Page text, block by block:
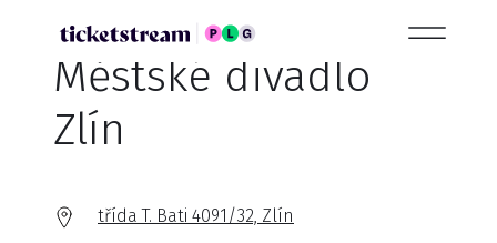
Městské divadlo
Zlín
třída T. Bati 4091/32, Zlín